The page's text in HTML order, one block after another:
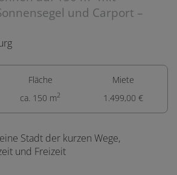
und Carport –
Fläche
ca. 150 m2
Miete
1.499,00 €